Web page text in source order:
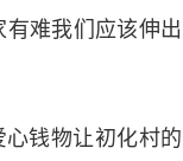
难我们应该伸出
钱物让初化村的